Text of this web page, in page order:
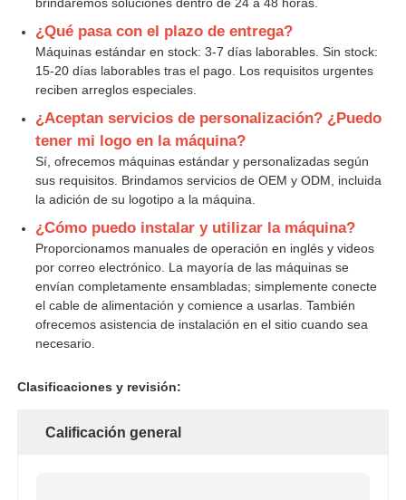
¿Qué pasa con el plazo de entrega?
Máquinas estándar en stock: 3-7 días laborables. Sin stock:
15-20 días laborables tras el pago. Los requisitos urgentes
reciben arreglos especiales.
¿Aceptan servicios de personalización? ¿Puedo
tener mi logo en la máquina?
Sí, ofrecemos máquinas estándar y personalizadas según
sus requisitos. Brindamos servicios de OEM y ODM, incluida
la adición de su logotipo a la máquina.
¿Cómo puedo instalar y utilizar la máquina?
Proporcionamos manuales de operación en inglés y videos
por correo electrónico. La mayoría de las máquinas se
envían completamente ensambladas; simplemente conecte
el cable de alimentación y comience a usarlas. También
ofrecemos asistencia de instalación en el sitio cuando sea
necesario.
Clasificaciones y revisión:
Calificación general